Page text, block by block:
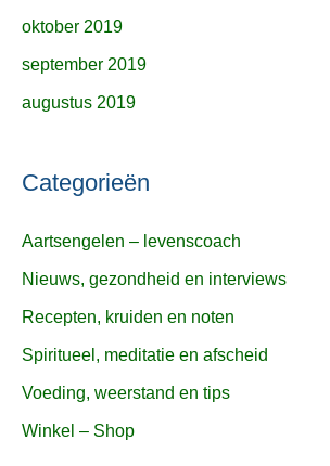
oktober 2019
september 2019
augustus 2019
Categorieën
Aartsengelen – levenscoach
Nieuws, gezondheid en interviews
Recepten, kruiden en noten
Spiritueel, meditatie en afscheid
Voeding, weerstand en tips
Winkel – Shop